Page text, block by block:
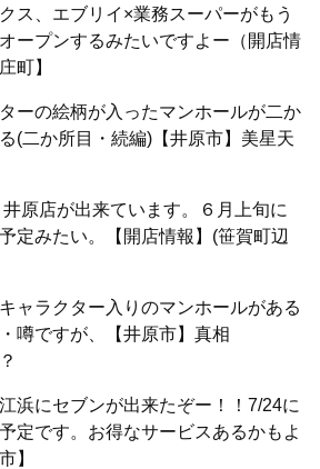
ス、エブリイ×業務スーパーがもう
ープンするみたいですよー（開店情
町】
ーの絵柄が入ったマンホールが二か
(二か所目・続編)【井原市】美星天
原店が出来ています。６月上旬に
定みたい。【開店情報】(笹賀町辺
ャラクター入りのマンホールがある
噂ですが、【井原市】真相
浜にセブンが出来たぞー！！7/24に
定です。お得なサービスあるかもよ
】